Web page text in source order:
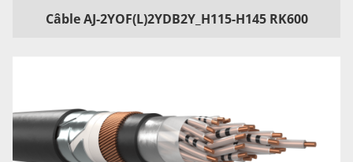
Câble AJ-2YOF(L)2YDB2Y_H115-H145 RK600